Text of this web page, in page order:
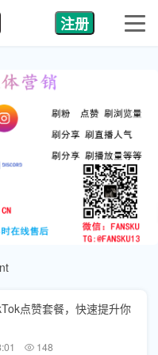
注册
点赞套餐，快速提升你
148